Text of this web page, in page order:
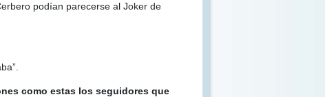
podían parecerse al Joker de
como estas los seguidores que